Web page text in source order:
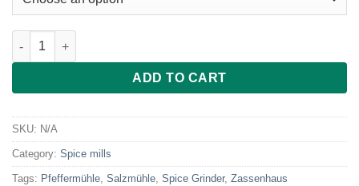
Zassenhaus Pfeffer- / Salzmühle "Berlin" - Buche dunkel
ADD TO CART
SKU: N/A
Category: Spice mills
Tags: Pfeffermühle, Salzmühle, Spice Grinder, Zassenhaus